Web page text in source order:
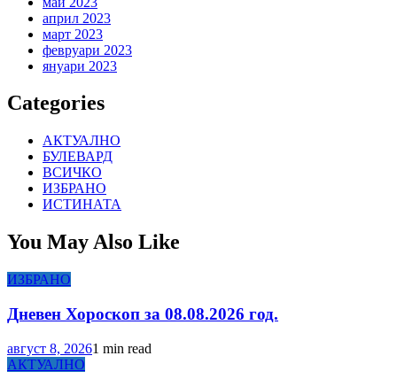
април 2023
март 2023
февруари 2023
януари 2023
Categories
АКТУАЛНО
БУЛЕВАРД
ВСИЧКО
ИЗБРАНО
ИСТИНАТА
You May Also Like
ИЗБРАНО
Дневен Хороскоп за 08.08.2026 год.
август 8, 20261 min read
АКТУАЛНО